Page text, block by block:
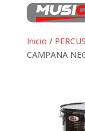
Inicio /
CAMPANA